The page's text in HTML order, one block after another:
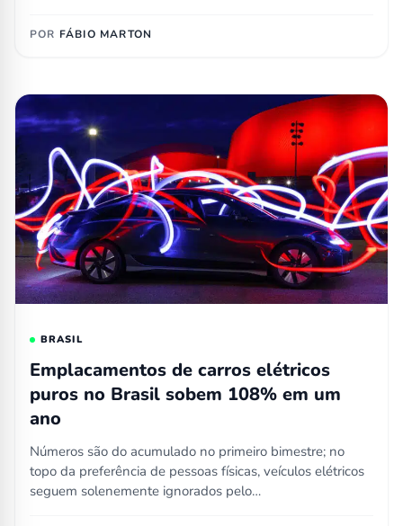
POR FÁBIO MARTON
BRASIL
Emplacamentos de carros elétricos
puros no Brasil sobem 108% em um
ano
Números são do acumulado no primeiro bimestre; no
topo da preferência de pessoas físicas, veículos elétricos
seguem solenemente ignorados pelo…